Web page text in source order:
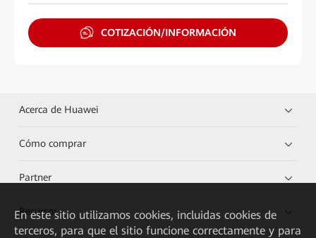
COTIZACIÓN/INFORMACIÓN
Acerca de Huawei
Cómo comprar
Partner
Recursos
En este sitio utilizamos cookies, incluidas cookies de
terceros, para que el sitio funcione correctamente y para